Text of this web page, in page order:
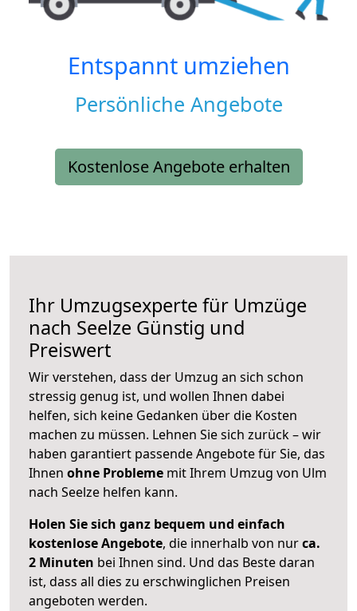
Entspannt umziehen
Persönliche Angebote
Kostenlose Angebote erhalten
Ihr Umzugsexperte für Umzüge
nach Seelze Günstig und
Preiswert
Wir verstehen, dass der Umzug an sich schon
stressig genug ist, und wollen Ihnen dabei
helfen, sich keine Gedanken über die Kosten
machen zu müssen. Lehnen Sie sich zurück – wir
haben garantiert passende Angebote für Sie, das
Ihnen ohne Probleme mit Ihrem Umzug von Ulm
nach Seelze helfen kann.
Holen Sie sich ganz bequem und einfach
kostenlose Angebote, die innerhalb von nurca.
2 Minuten bei Ihnen sind. Und das Beste daran
ist, dass all dies zu erschwinglichen Preisen
angeboten werden.